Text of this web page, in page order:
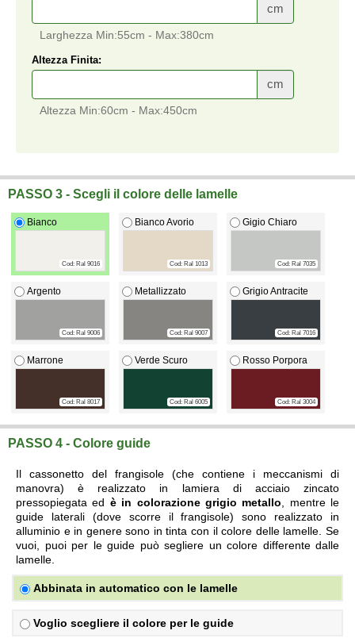
cm
Larghezza Min:55cm - Max:380cm
Altezza Finita:
cm
Altezza Min:60cm - Max:450cm
PASSO 3 - Scegli il colore delle lamelle
Bianco
Cod: Ral 9016
Bianco Avorio
Cod: Ral 1013
Gigio Chiaro
Cod: Ral 7035
Argento
Cod: Ral 9006
Metallizzato
Cod: Ral 9007
Grigio Antracite
Cod: Ral 7016
Marrone
Cod: Ral 8017
Verde Scuro
Cod: Ral 6005
Rosso Porpora
Cod: Ral 3004
PASSO 4 - Colore guide
Il cassonetto del frangisole (che contiene i meccanismi di
manovra) è realizzato in lamiera di acciaio zincato
pressopiegata ed è in colorazione grigio metallo , mentre le
guide laterali (dove scorre il frangisole) sono realizzato in
alluminio e in genere sono in tinta con il colore delle lamelle. Se
vuoi, puoi per le guide può segliere un colore differente dalle
lamelle.
Abbinata in automatico con le lamelle
Voglio scegliere il colore per le guide